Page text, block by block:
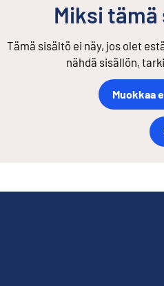
Miksi tämä
Tämä sisältö ei näy, jos olet
nähdä sisällön,
Muokkaa